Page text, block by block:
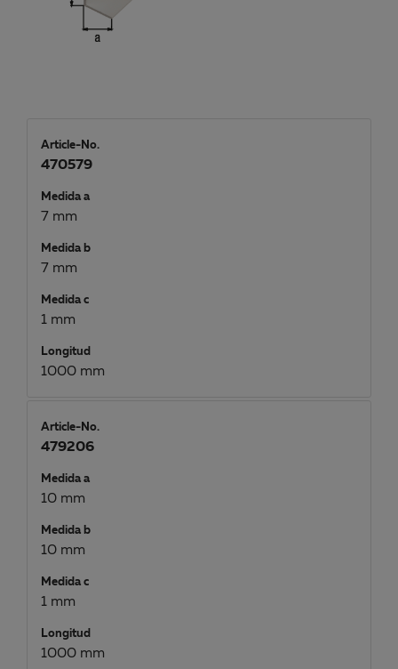
Article-No.
470579
Medida a
7 mm
Medida b
7 mm
Medida c
1 mm
Longitud
1000 mm
Article-No.
479206
Medida a
10 mm
Medida b
10 mm
Medida c
1 mm
Longitud
1000 mm